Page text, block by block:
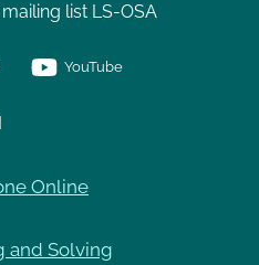
list LS-OSA
YouTube
Online
and Solving